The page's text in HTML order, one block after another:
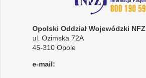
Opolski Oddział Wojewódzki NFZ
ul. Ozimska 72A
45-310 Opole
e-mail: